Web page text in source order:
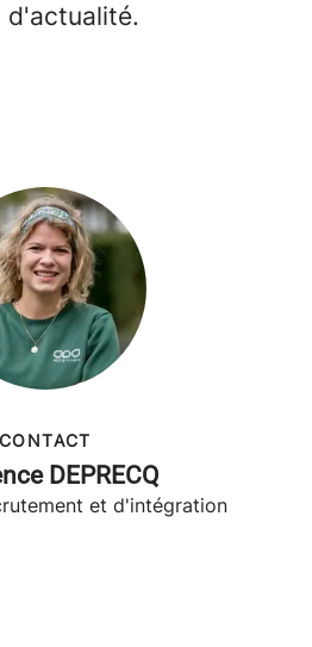
d'actualité.
CONTACT
DEPRECQ
et d'intégration